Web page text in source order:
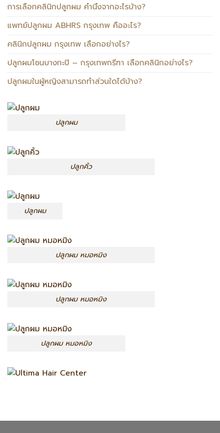
การเลือกคลินิกปลูกผม คำนึงจากอะไรบ้าง?
แพทย์ปลูกผม ABHRS กรุงเทพ คืออะไร?
คลินิกปลูกผม กรุงเทพ เลือกอย่างไร?
ปลูกผมโซนบางกะปิ – กรุงเทพกรีฑา เลือกคลินิกอย่างไร?
ปลูกผมในผู้หญิงสามารถทำส่วนใดได้บ้าง?
ปลูกผม
ปลูกคิ้ว
ปลูกผม
ปลูกผม หมอหมิง
ปลูกผม หมอหมิง
ปลูกผม หมอหมิง